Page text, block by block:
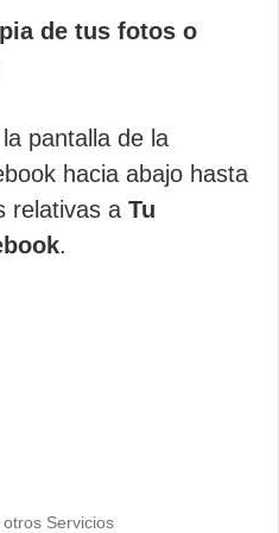
de tus fotos o
pantalla de la
hacia abajo hasta
relativas a Tu
.
Servicios